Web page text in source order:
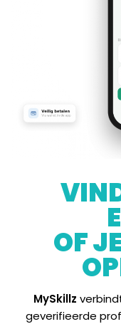
OF
MySkillz
geverifieerde